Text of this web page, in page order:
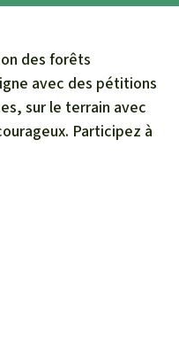
des forêts
avec des pétitions
sur le terrain avec
Participez à